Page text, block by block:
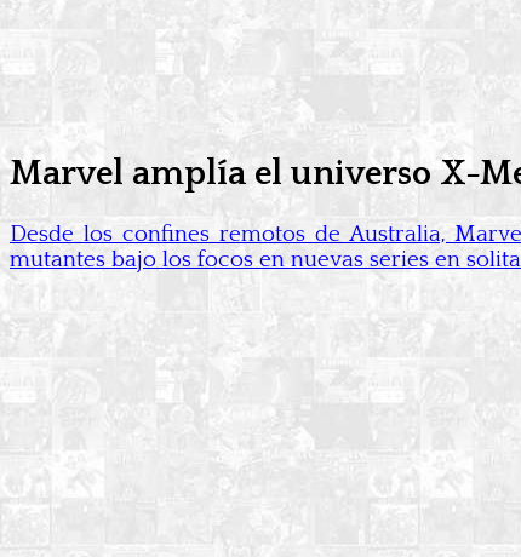
Marvel amplía el universo X-
Desde los confines remotos de Australia,
mutantes bajo los focos en nuevas series en